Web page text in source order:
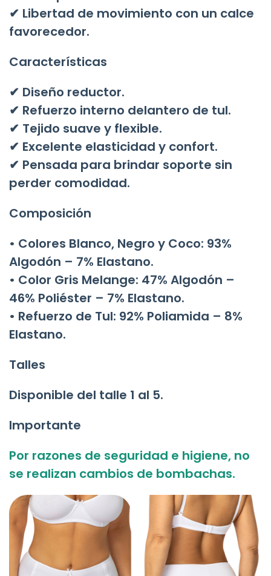
✔ Libertad de movimiento con un calce
favorecedor.
Características
✔ Diseño reductor.
✔ Refuerzo interno delantero de tul.
✔ Tejido suave y flexible.
✔ Excelente elasticidad y confort.
✔ Pensada para brindar soporte sin
perder comodidad.
Composición
• Colores Blanco, Negro y Coco: 93%
Algodón – 7% Elastano.
• Color Gris Melange: 47% Algodón –
46% Poliéster – 7% Elastano.
• Refuerzo de Tul: 92% Poliamida – 8%
Elastano.
Talles
Disponible del talle 1 al 5.
Importante
Por razones de seguridad e higiene, no
se realizan cambios de bombachas.